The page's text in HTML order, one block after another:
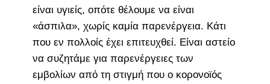
είναι υγιείς, οπότε θέλουμε να είναι
«άσπιλα», χωρίς καμία παρενέργεια. Κάτι
που εν πολλοίς έχει επιτευχθεί. Είναι αστείο
να συζητάμε για παρενέργειες των
εμβολίων από τη στιγμή που ο κορονοϊός